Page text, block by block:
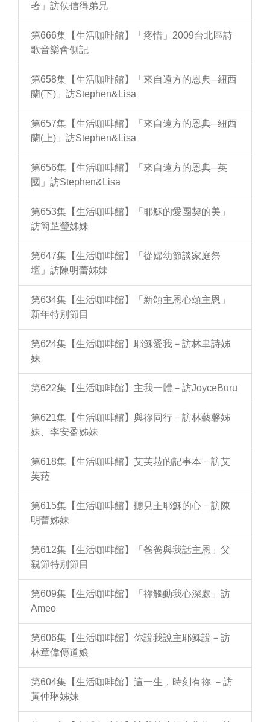
著」訪侯信得弟兄
第666集【生活咖啡館】「疼惜」2009台北區詩
歌音樂會側記
第658集【生活咖啡館】「來自遠方的恩典─紐西
蘭(下)」訪Stephen&Lisa
第657集【生活咖啡館】「來自遠方的恩典─紐西
蘭(上)」訪Stephen&Lisa
第656集【生活咖啡館】「來自遠方的恩典─英
國」訪Stephen&Lisa
第653集【生活咖啡館】「耶穌的愛團契的美」
訪簡芷瑩姊妹
第647集【生活咖啡館】「從婦幼節談家庭祭
壇」訪陳明蕾姊妹
第634集【生活咖啡館】「新頌主恩心頌主恩」
新年特別節目
第624集【生活咖啡館】耶穌愛我－訪林聿詩姊
妹
第622集【生活咖啡館】主我一體－訪JoyceBuru
第621集【生活咖啡館】與祢同行－訪林藝馨姊
妹、李安盈姊妹
第618集【生活咖啡館】艾芙菈的記事本－訪艾
芙菈
第615集【生活咖啡館】聽見主耶穌的心－訪陳
明蕾姊妹
第612集【生活咖啡館】「爸爸與我話主恩」父
親節特別節目
第609集【生活咖啡館】「祢觸動我心深處」訪
Ameo
第606集【生活咖啡館】你說我說主耶穌說－訪
林章偉傳道娘
第604集【生活咖啡館】這一生，時刻有祢 －訪
黃仲琳姊妹